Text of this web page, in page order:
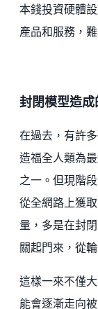
本錢投資硬體
產品和服務，
封閉模型造
在過去，有許
造福全人類為
之一。但現階
從全網路上獲
量，多是在封
關起門來，從
這樣一來不僅
能會逐漸走向